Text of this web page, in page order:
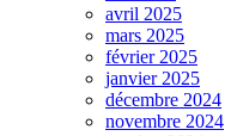
avril 2025
mars 2025
février 2025
janvier 2025
décembre 2024
novembre 2024